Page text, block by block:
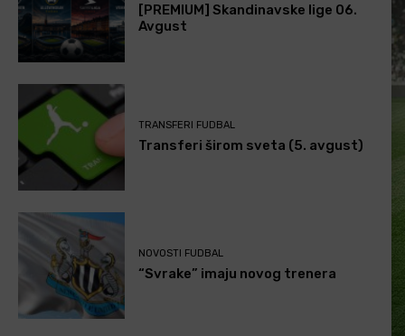
[PREMIUM] Skandinavske lige 06.
Avgust
TRANSFERI FUDBAL
Transferi širom sveta (5. avgust)
NOVOSTI FUDBAL
“Svrake” imaju novog trenera